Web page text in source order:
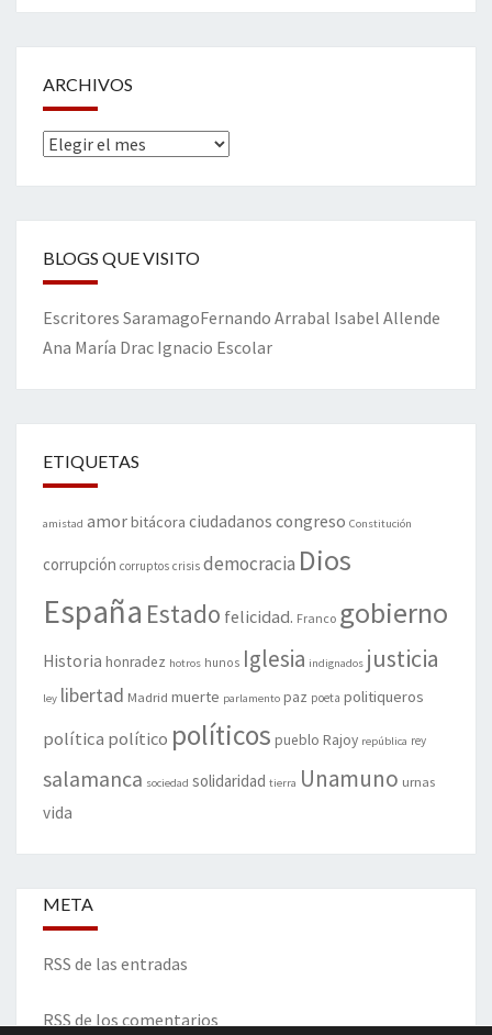
ARCHIVOS
Archivos
BLOGS QUE VISITO
Escritores SaramagoFernando Arrabal Isabel Allende
Ana María Drac Ignacio Escolar
ETIQUETAS
amistad amorbitácora ciudadanos congreso Constitución
corrupción corruptos crisis democracia Dios
España Estado felicidad. Franco gobierno
Historia honradez hotros hunos Iglesia indignados justicia
ley libertad Madrid muerte parlamento paz poeta politiqueros
política político políticos pueblo Rajoy república rey
salamanca sociedad solidaridad tierra Unamuno urnas
vida
META
RSS de las entradas
RSS de los comentarios